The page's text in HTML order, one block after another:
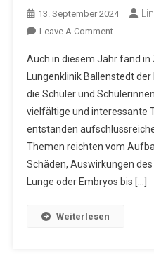
13. September 2024
Leave A CommentOn
Auch in diesem Jahr fand
Lungenklinik Ballenstedt
die Schüler und
vielfältige und interessante
entstanden
Themen reichten vom
Schäden, Auswirkungen
Lunge oder Embryos bis […]
Weiterlesen